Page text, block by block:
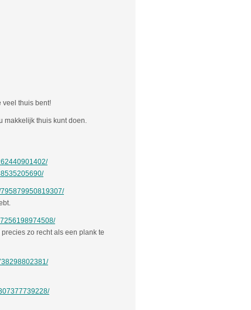
veel thuis bent!
makkelijk thuis kunt doen.
zo recht als een plank te